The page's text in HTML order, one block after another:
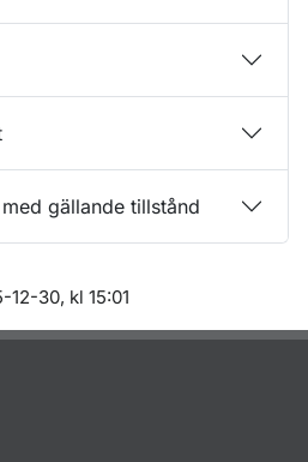
gällande tillstånd
30, kl 15:01